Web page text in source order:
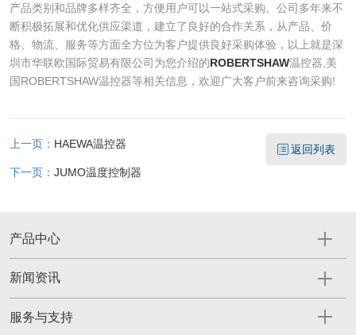
产品类别和品牌多样齐全，方便用户可以一站式采购。公司多年来不
断积极拓展和优化供应渠道，建立了良好的合作关系，从产品、价
格、物流、服务等方面全方位为客户提供良好采购体验，以上就是深
圳市华联欧国际贸易有限公司为您介绍的ROBERTSHAW温控器,美
国ROBERTSHAW温控器等相关信息，欢迎广大客户前来咨询采购!
上一页： HAEWA温控器
下一页： JUMO温度控制器
返回列表
产品中心
新闻资讯
服务与支持